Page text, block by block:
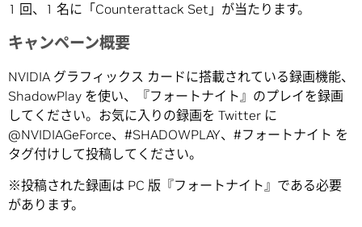
1 回、1 名に「Counterattack Set」が当たります。
キャンペーン概要
NVIDIA グラフィックス カードに搭載されている録画機能、
ShadowPlay を使い、『フォートナイト』のプレイを録画
してください。お気に入りの録画を Twitter に
@NVIDIAGeForce、#SHADOWPLAY、#フォートナイト を
タグ付けして投稿してください。
※投稿された録画は PC 版『フォートナイト』である必要
があります。